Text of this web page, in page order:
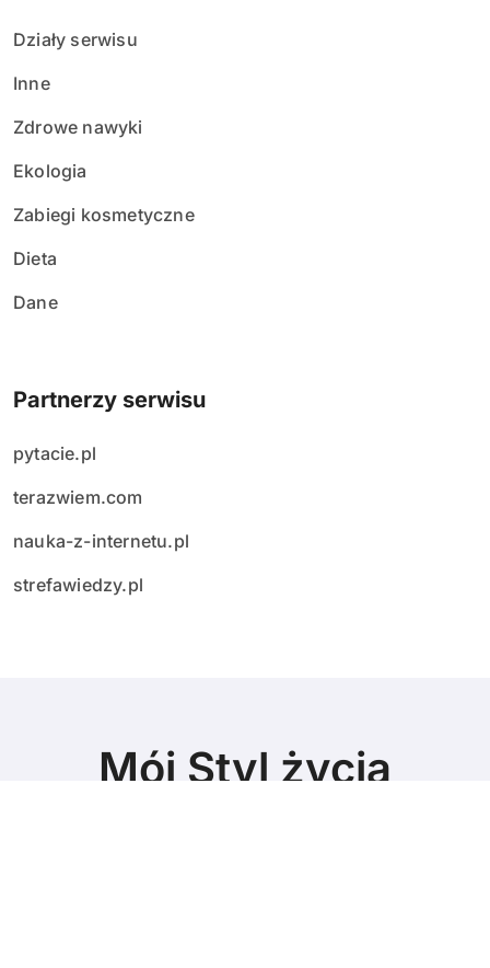
Działy serwisu
Inne
Zdrowe nawyki
Ekologia
Zabiegi kosmetyczne
Dieta
Dane
Partnerzy serwisu
pytacie.pl
terazwiem.com
nauka-z-internetu.pl
strefawiedzy.pl
Mój Styl życia